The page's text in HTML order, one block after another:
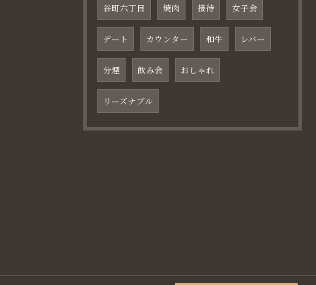
谷町六丁目 焼肉 接待 女子会
デート カウンター 和牛 レバー
分煙 飲み会 おしゃれ
リーズナブル